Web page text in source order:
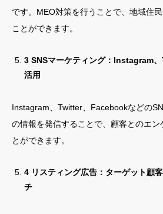
です。MEO対策を行うことで、地域住
ことができます。
3 SNSマーケティング：Instagram
活用
Instagram、Twitter、Facebookなどの
の情報を発信することで、顧客とのエン
とができます。
4 リスティング広告：ターゲット顧
チ